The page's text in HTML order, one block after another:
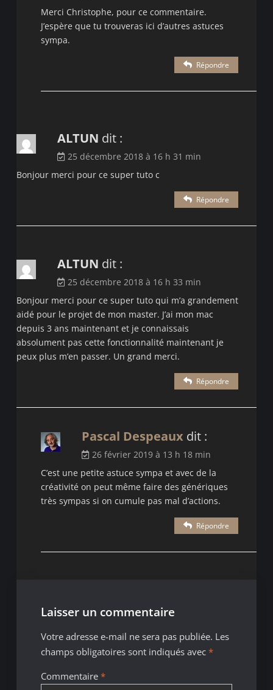
Merci Christophe, pour ce commentaire.
J’espère que tu trouveras ici d’autres astuces
sympa.
Répondre
ALTUN dit :
25 décembre 2018 à 16 h 31 min
Bonjour merci pour ce super tuto c
Répondre
ALTUN dit :
25 décembre 2018 à 16 h 33 min
Bonjour merci pour ce super tuto qui m’a grandement
aidé pour le projet de mon master. J’ai mon mac
depuis 3 ans maintenant et je connaissais
absolument pas cette fonctionnalité maintenant je
peux plus m’en passer. Un grand merci.
Répondre
Pascal Despeaux dit :
26 février 2019 à 13 h 18 min
C’est une petite astuce sympa et avec de la
créativité on peut même faire des génériques
très sympas si on cumule pas mal d’actions.
Répondre
Laisser un commentaire
Votre adresse e-mail ne sera pas publiée. Les
champs obligatoires sont indiqués avec *
Commentaire *